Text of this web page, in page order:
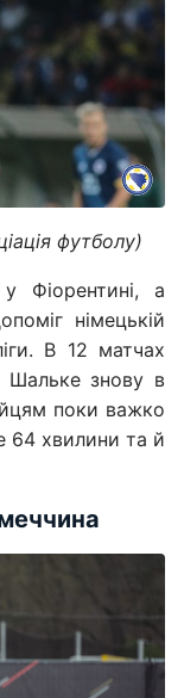
футболу)
Фіорентині, а
німецькій
В 12 матчах
Шальке знову в
поки важко
64 хвилини та й